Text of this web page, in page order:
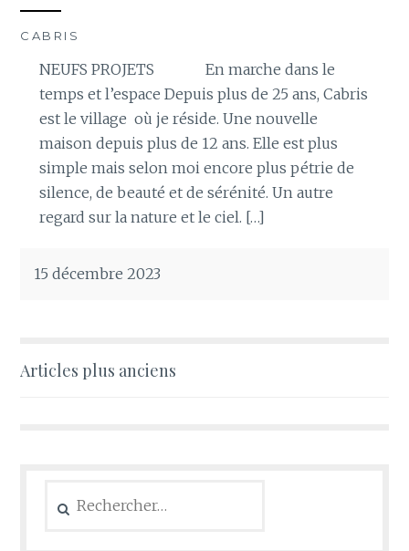
CABRIS
NEUFS PROJETS En marche dans le
temps et l’espace Depuis plus de 25 ans, Cabris
est le village où je réside. Une nouvelle
maison depuis plus de 12 ans. Elle est plus
simple mais selon moi encore plus pétrie de
silence, de beauté et de sérénité. Un autre
regard sur la nature et le ciel. […]
15 décembre 2023
Navigation
Articles plus anciens